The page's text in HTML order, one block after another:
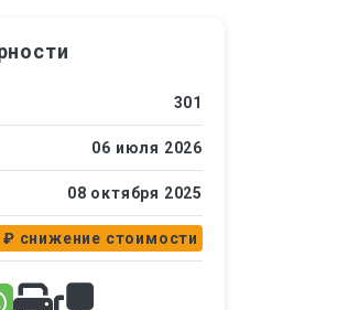
301
06 июля 2026
08 октября 2025
₽ снижение стоимости